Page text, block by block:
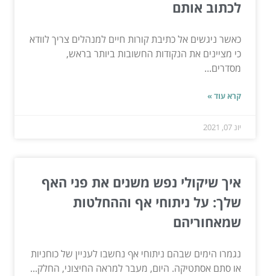
לכתוב אותם
כאשר ניגשים אל כתיבת קורות חיים למנהלים צריך לוודא
כי מציינים את הנקודות החשובות ביותר בראש,
מסדרים...
קרא עוד »
יונ 07, 2021
איך שיקולי נפש משנים את פני האף
שלך: על ניתוחי אף וההחלטות
שמאחוריהם
נגמרו הימים שבהם ניתוחי אף נחשבו לעניין של כוחניות
או סתם אסתטיקה. היום, מעבר למראה החיצוני, החלק...